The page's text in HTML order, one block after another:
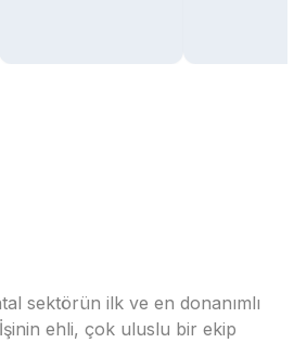
sektörün ilk ve en donanımlı
ehli, çok uluslu bir ekip